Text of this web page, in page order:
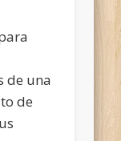
de una
de